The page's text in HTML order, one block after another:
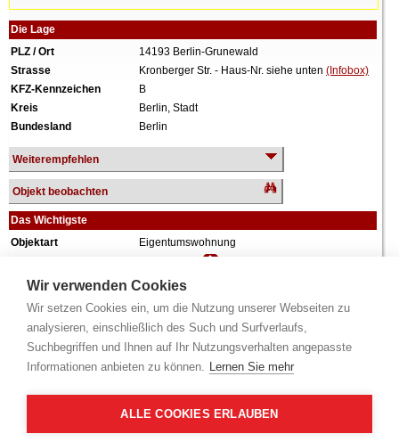
Wir verwenden Cookies
Wir setzen Cookies ein, um die Nutzung unserer Webseiten zu
analysieren, einschließlich des Such und Surfverlaufs,
Suchbegriffen und Ihnen auf Ihr Nutzungsverhalten angepasste
Informationen anbieten zu können. Lernen Sie mehr
ALLE COOKIES ERLAUBEN
Die Lage
PLZ / Ort
14193 Berlin-Grunewald
Strasse
Kronberger Str. - Haus-Nr. siehe unten (Infobox)
KFZ-Kennzeichen
B
Kreis
Berlin, Stadt
Bundesland
Berlin
Weiterempfehlen
Objekt beobachten
Das Wichtigste
Objektart
Eigentumswohnung
Wiederholungstermin
Nein
ca. 2001
Grundstück
Nutzfläche
62 m²
Wohnfläche
132 m²
Zimmer
3 Zimmer
Anteil: 205/1.000 = 20,5%, Aufteilungsplan Nr. 2,